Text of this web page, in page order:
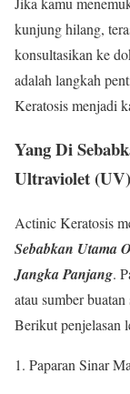
kunjung hilang,
konsultasikan ke
adalah langkah
Keratosis menjadi
Yang Di
Ultraviolet
Actinic Keratosis
Sebabkan Utama
Jangka Panjang.
atau sumber
Berikut penjelasan
Paparan Sinar